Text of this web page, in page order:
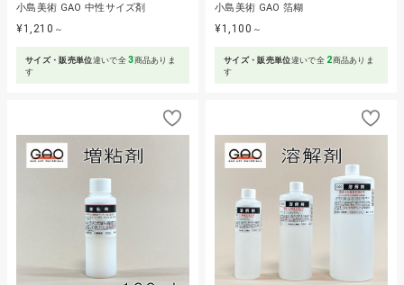
小島美術 GAO 中性サイズ剤
¥1,210 ～
サイズ・販売単位違いで全3商品ありま
す
小島美術 GAO 箔糊
¥1,100 ～
サイズ・販売単位違いで全 2商品ありま
す